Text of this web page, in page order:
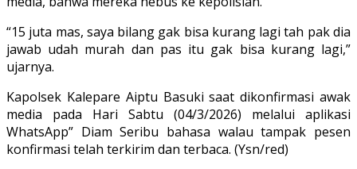
“15 juta mas, saya bilang gak bisa kurang lagi tah pak dia
jawab udah murah dan pas itu gak bisa kurang lagi,”
ujarnya.
Kapolsek Kalepare Aiptu Basuki saat dikonfirmasi awak
media pada Hari Sabtu (04/3/2026) melalui aplikasi
WhatsApp” Diam Seribu bahasa walau tampak pesen
konfirmasi telah terkirim dan terbaca. (Ysn/red)